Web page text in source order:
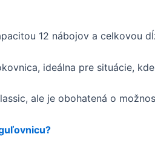
12 nábojov a celkovou
ideálna pre situácie,
ale je obohatená o